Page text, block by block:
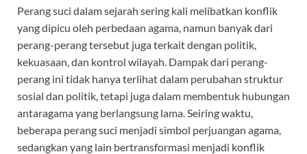
Perang suci dalam sejarah sering kali melibatkan konflik
yang dipicu oleh perbedaan agama, namun banyak dari
perang-perang tersebut juga terkait dengan politik,
kekuasaan, dan kontrol wilayah. Dampak dari perang-
perang ini tidak hanya terlihat dalam perubahan struktur
sosial dan politik, tetapi juga dalam membentuk hubungan
antaragama yang berlangsung lama. Seiring waktu,
beberapa perang suci menjadi simbol perjuangan agama,
sedangkan yang lain bertransformasi menjadi konflik